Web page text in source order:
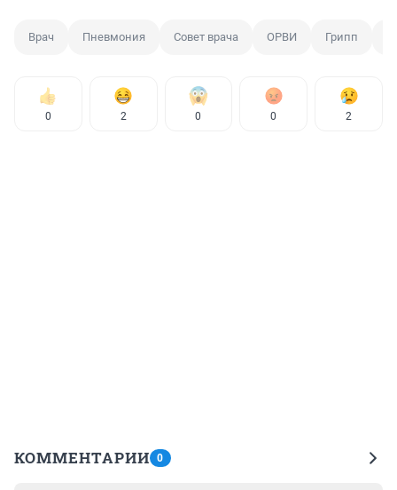
Врач Пневмония Совет врача ОРВИ Грипп
0 2 0 0 2
КОММЕНТАРИИ 0